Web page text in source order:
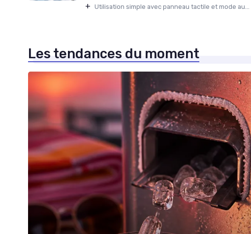
+ Utilisation simple avec panneau tactile et mode au...
Les tendances du moment